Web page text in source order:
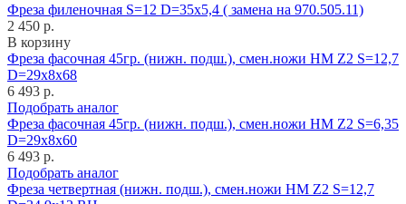
Фреза филеночная S=12 D=35x5,4 ( замена на 970.505.11)
2 450 р.
В корзину
Фреза фасочная 45гр. (нижн. подш.), смен.ножи HM Z2 S=12,7
D=29x8x68
6 493 р.
Подобрать аналог
Фреза фасочная 45гр. (нижн. подш.), смен.ножи HM Z2 S=6,35
D=29x8x60
6 493 р.
Подобрать аналог
Фреза четвертная (нижн. подш.), смен.ножи HM Z2 S=12,7